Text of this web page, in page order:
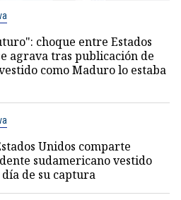
choque entre Estados
agrava tras publicación de
como Maduro lo estaba
Unidos comparte
sudamericano vestido
de su captura